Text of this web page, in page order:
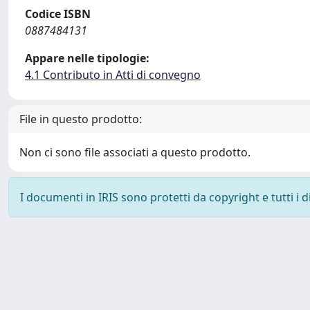
Codice ISBN
0887484131
Appare nelle tipologie:
4.1 Contributo in Atti di convegno
File in questo prodotto:
Non ci sono file associati a questo prodotto.
I documenti in IRIS sono protetti da copyright e tutti i